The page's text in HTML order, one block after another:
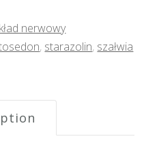
nerwowy
, starazolin, szałwia